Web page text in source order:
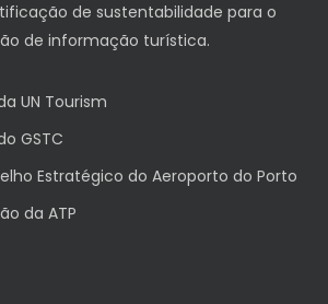
de sustentabilidade para o
de informação turística.
UN Tourism
GSTC
Estratégico do Aeroporto do Porto
da ATP